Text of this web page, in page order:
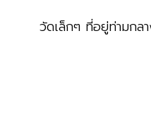
วัดเล็กๆ ที่อยู่ท่ามกล